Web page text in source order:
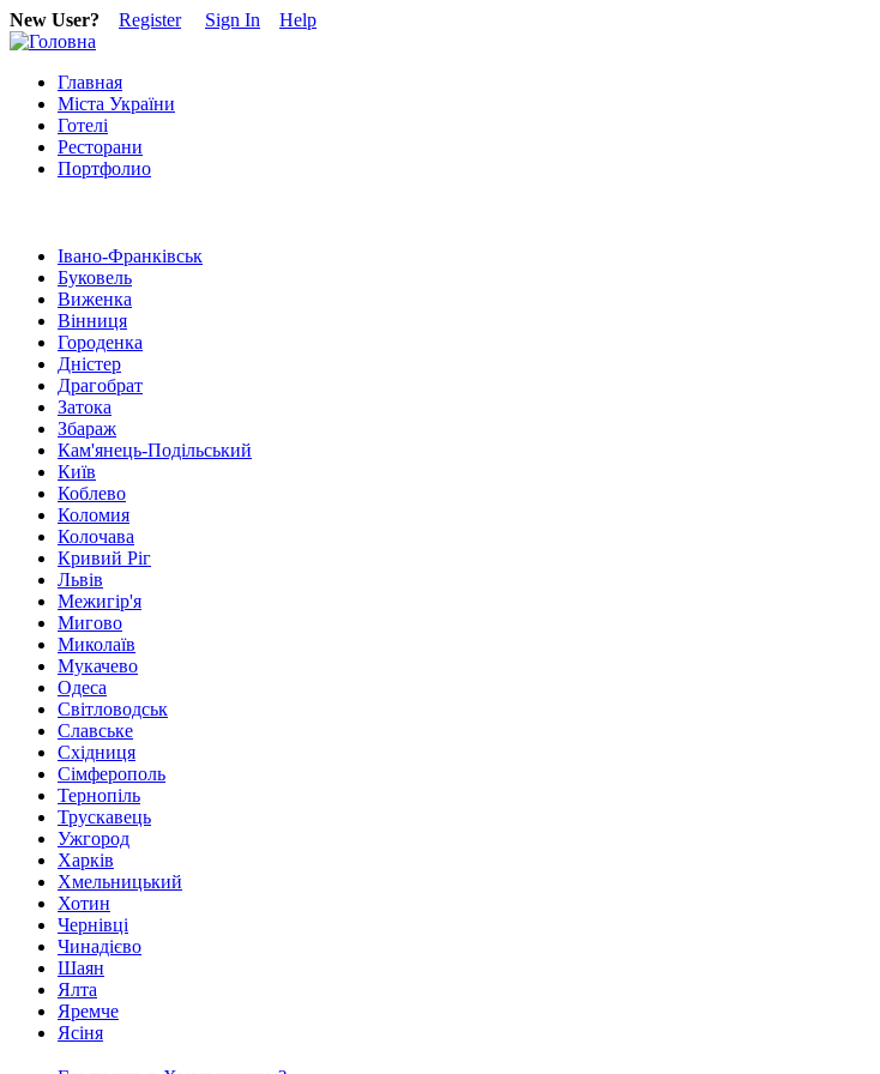
New User? Register Sign In Help
Главная
Міста України
Готелі
Ресторани
Портфолио
Івано-Франківськ
Буковель
Виженка
Вінниця
Городенка
Дністер
Драгобрат
Затока
Збараж
Кам'янець-Подільський
Київ
Коблево
Коломия
Колочава
Кривий Ріг
Львів
Межигір'я
Мигово
Миколаїв
Мукачево
Одеса
Світловодськ
Славське
Східниця
Сімферополь
Тернопіль
Трускавець
Ужгород
Харків
Хмельницький
Хотин
Чернівці
Чинадієво
Шаян
Ялта
Яремче
Ясіня